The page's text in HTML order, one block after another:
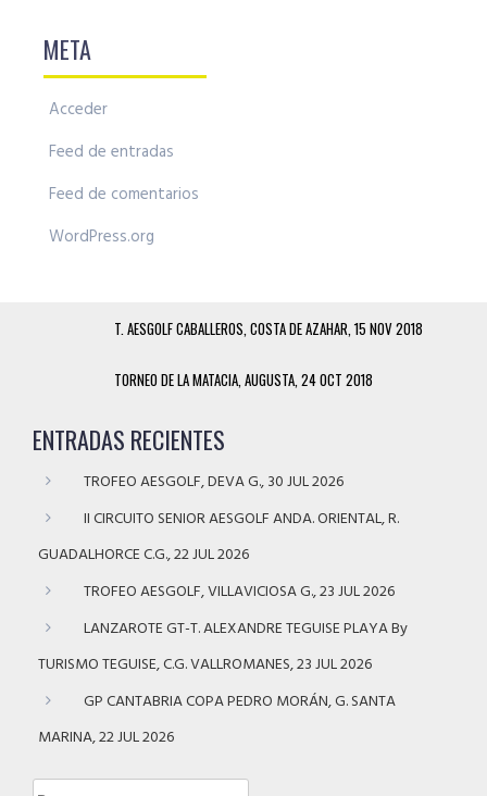
META
Acceder
Feed de entradas
Feed de comentarios
WordPress.org
T. AESGOLF CABALLEROS, COSTA DE AZAHAR, 15 NOV 2018
TORNEO DE LA MATACIA, AUGUSTA, 24 OCT 2018
ENTRADAS RECIENTES
TROFEO AESGOLF, DEVA G., 30 JUL 2026
II CIRCUITO SENIOR AESGOLF ANDA. ORIENTAL, R.
GUADALHORCE C.G., 22 JUL 2026
TROFEO AESGOLF, VILLAVICIOSA G., 23 JUL 2026
LANZAROTE GT-T. ALEXANDRE TEGUISE PLAYA By
TURISMO TEGUISE, C.G. VALLROMANES, 23 JUL 2026
GP CANTABRIA COPA PEDRO MORÁN, G. SANTA
MARINA, 22 JUL 2026